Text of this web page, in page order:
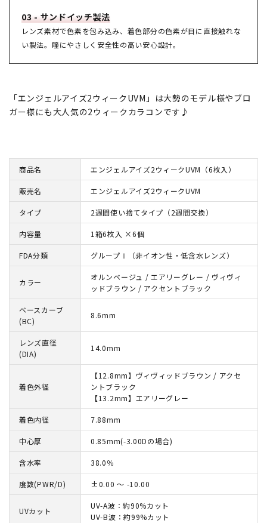
03 - サンドイッチ製法
レンズ素材で色素を包み込み、着色部分の色素が目に直接触れな
い製法。瞳にやさしく安全性の高い安心設計。
「エンジェルアイズ2ウィークUVM」は大勢のモデル様やブロ
ガー様にも大人気の2ウィークカラコンです♪
商品名 エンジェルアイズ2ウィークUVM（6枚入）
販売名 エンジェルアイズ2ウィークUVM
タイプ 2週間使い捨てタイプ（2週間交換）
内容量 1箱6枚入 ×6個
FDA分類 グループⅠ（非イオン性・低含水レンズ）
カラー
オルンベージュ / エアリーグレー / ヴィヴィ
ッドブラウン / アクセントブラック
ベースカーブ
(BC)
8.6mm
レンズ直径
(DIA)
14.0mm
着色外径
【12.8mm】ヴィヴィッドブラウン / アクセ
ントブラック
【13.2mm】エアリーグレー
着色内径 7.88mm
中心厚 0.85mm(-3.00Dの場合)
含水率 38.0％
度数(PWR/D) ±0.00 ～ -10.00
UVカット
UV-A波：約90%カット
UV-B波：約99%カット